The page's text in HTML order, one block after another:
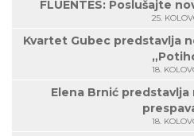
FLUENTES: Poslušajte
25.
Kvartet Gubec predstavlja
18.
Elena Brnić predstavlja
18.